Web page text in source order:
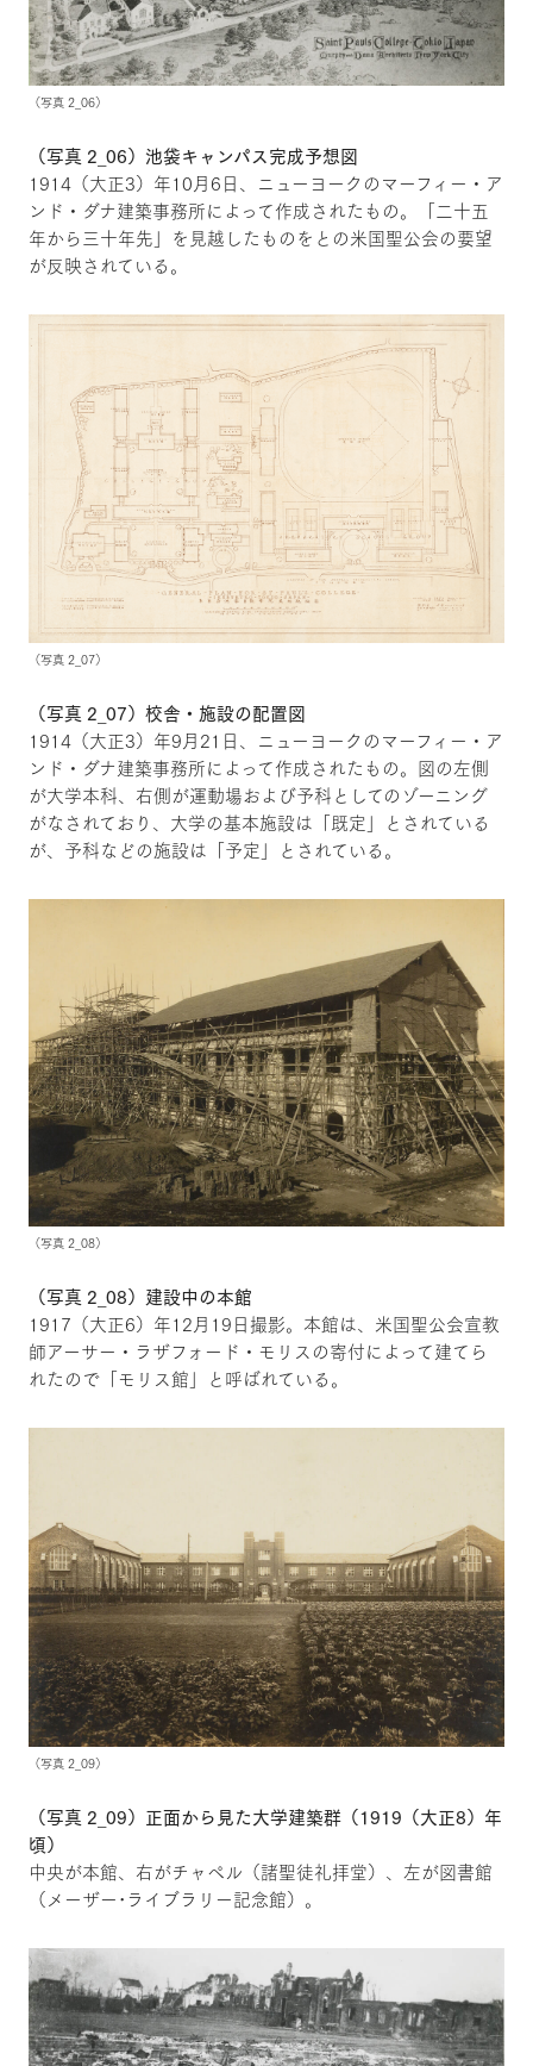
（写真 2_06）
（写真 2_06）池袋キャンパス完成予想図
1914（大正3）年10月6日、ニューヨークのマーフィー・ア
ンド・ダナ建築事務所によって作成されたもの。「二十五
年から三十年先」を見越したものをとの米国聖公会の要望
が反映されている。
（写真 2_07）
（写真 2_07）校舎・施設の配置図
1914（大正3）年9月21日、ニューヨークのマーフィー・ア
ンド・ダナ建築事務所によって作成されたもの。図の左側
が大学本科、右側が運動場および予科としてのゾーニング
がなされており、大学の基本施設は「既定」とされている
が、予科などの施設は「予定」とされている。
（写真 2_08）
（写真 2_08）建設中の本館
1917（大正6）年12月19日撮影。本館は、米国聖公会宣教
師アーサー・ラザフォード・モリスの寄付によって建てら
れたので「モリス館」と呼ばれている。
（写真 2_09）
（写真 2_09）正面から見た大学建築群（1919（大正8）年
頃）
中央が本館、右がチャペル（諸聖徒礼拝堂）、左が図書館
（メーザー･ライブラリー記念館）。